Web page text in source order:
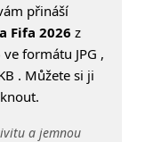
přináší
Fifa 2026 z
ve formátu JPG ,
. Můžete si ji
a jemnou